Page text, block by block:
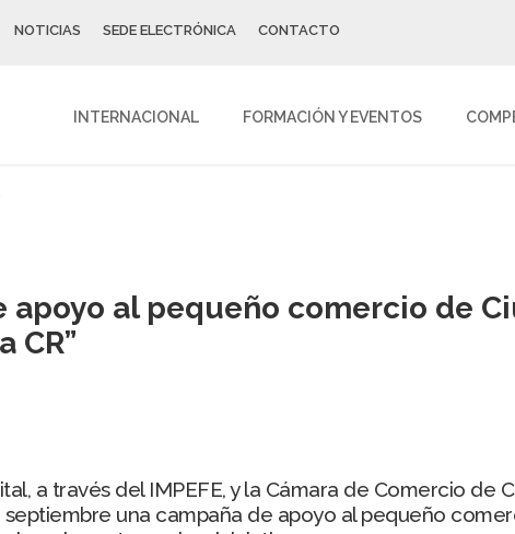
NOTICIAS SEDE ELECTRÓNICA CONTACTO
INTERNACIONAL FORMACIÓN Y EVENTOS
apoyo al pequeño comercio de
CR”
a través del IMPEFE, y la Cámara de Comercio
septiembre una campaña de apoyo al pequeño